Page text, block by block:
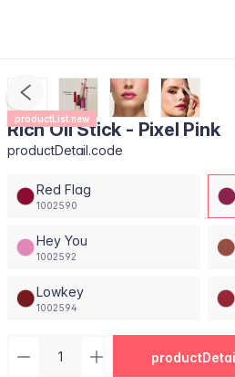
productList.new
Rich Oil Stick - Pixel Pink
productDetail.code
Red Flag
1002590
Hey You
1002592
Lowkey
1002594